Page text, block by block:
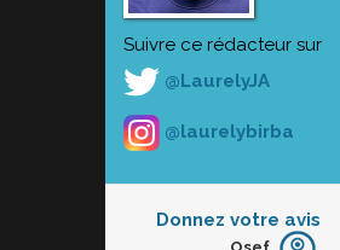
Suivre ce rédacteur sur
@LaurelyJA
@laurelybirba
Donnez votre avis